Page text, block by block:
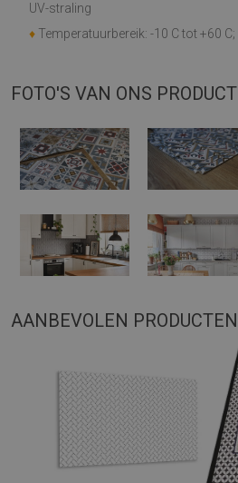
UV-straling
♦ Temperatuurbereik: -10 C tot +60 C;
FOTO'S VAN ONS PRODUCT
AANBEVOLEN PRODUCTEN